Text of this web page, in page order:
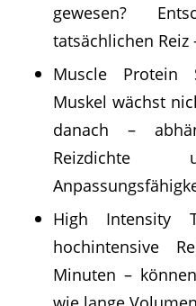
gewesen?
tatsächlichen
Muscle Protein
Muskel wächst
danach –
Reizdichte
High Intensity
hochintensive
Minuten –